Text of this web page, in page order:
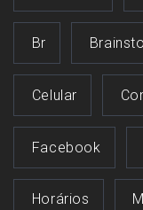
Br
Celular
Facebook
Horários